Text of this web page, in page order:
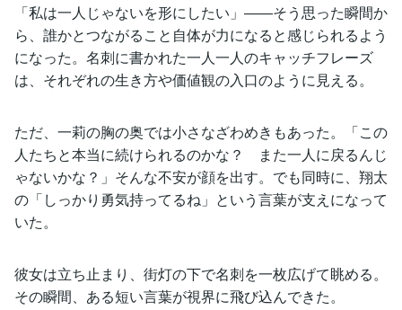
「私は一人じゃないを形にしたい」――そう思った瞬間か
ら、誰かとつながること自体が力になると感じられるよう
になった。名刺に書かれた一人一人のキャッチフレーズ
は、それぞれの生き方や価値観の入口のように見える。
ただ、一莉の胸の奥では小さなざわめきもあった。「この
人たちと本当に続けられるのかな？ また一人に戻るんじ
ゃないかな？」そんな不安が顔を出す。でも同時に、翔太
の「しっかり勇気持ってるね」という言葉が支えになって
いた。
彼女は立ち止まり、街灯の下で名刺を一枚広げて眺める。
その瞬間、ある短い言葉が視界に飛び込んできた。